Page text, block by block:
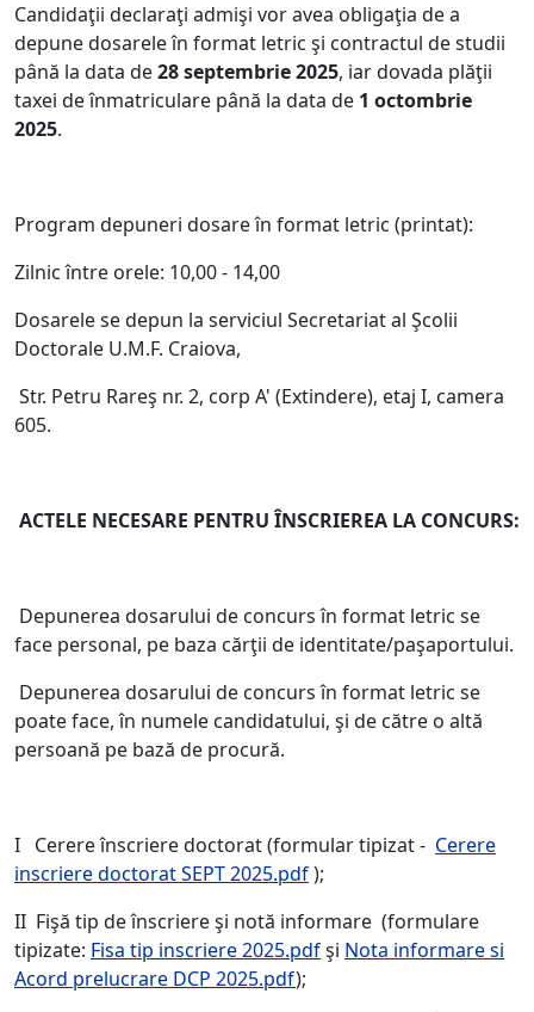
Candidaţii declaraţi admişi vor avea obligaţia de a
depune dosarele în format letric şi contractul de studii
până la data de28 septembrie 2025, iar dovada plăţii
taxei de înmatriculare până la data de 1 octombrie
2025.
Program depuneri dosare în format letric (printat):
Zilnic între orele: 10,00 - 14,00
Dosarele se depun la serviciul Secretariat al Şcolii
Doctorale U.M.F. Craiova,
Str. Petru Rareş nr. 2, corp A' (Extindere), etaj I, camera
605.
ACTELE NECESARE PENTRU ÎNSCRIEREA LA CONCURS:
Depunerea dosarului de concurs în format letric se
face personal, pe baza cărţii de identitate/paşaportului.
Depunerea dosarului de concurs în format letric se
poate face, în numele candidatului, şi de către o altă
persoană pe bază de procură.
I Cerere înscriere doctorat (formular tipizat - Cerere
inscriere doctorat SEPT 2025.pdf);
II Fişă tip de înscriere şi notă informare (formulare
tipizate: Fisa tip inscriere 2025.pdfşi Nota informare si
Acord prelucrare DCP 2025.pdf);